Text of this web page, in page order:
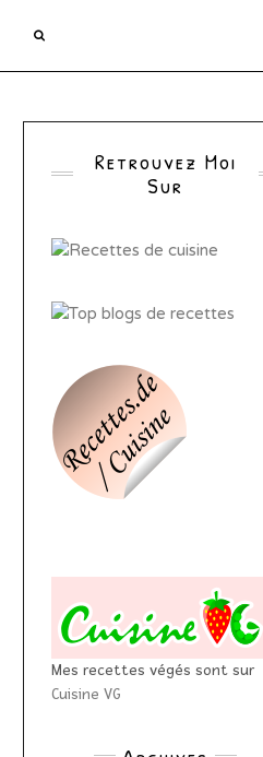
Retrouvez Moi
Sur
Mes recettes végés sont sur
Cuisine VG